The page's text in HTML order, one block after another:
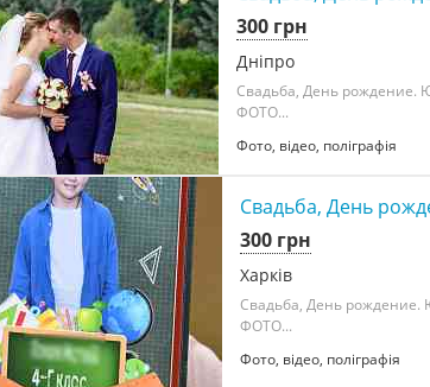
300 грн
Дніпро
Свадьба, День рождение.
ФОТО...
Фото, відео, поліграфія
Свадьба, День
300 грн
Харків
Свадьба, День
ФОТО...
Фото, відео, поліграфія